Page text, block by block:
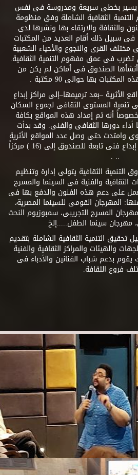
يسير بخطى سريعة ومدروسة فى نفس
الثقافية الشاملة وفق منظومة
والثقافة والارتقاء بها ونشرها لدى
سبيل ذلك أقام العديد من المكتبات
مختلف القرى والنجوع والأحياء الشعبية
تضرب فى عمق مفهوم التنمية الثقافية.
أنشأها الصندوق فى أماكن لم يكن من
بها حوالى 90 مكتبة .
الأثرية –بعد ترميمها–إلى مراكز إبداع
تنمية المستوى الثقافى لجموع السكان
أنه تم إمداد هذه المواقع بكافة
أداء دورها الثقافى والفنى. وقد بدأت
ببيت الهراوى وامتدت حتى وصل عدد المواقع الأثرية
التى تم تحويلها إلى مراكز إبداع فنى تابعة للصندوق إلى (16 ) مركزاً
.. .
التنمية الثقافية يتولى إدارة وتنظيم
الثقافية والفنية فى السينما والمسرح
على دعم هذه الفنون والدفع بها فى
المهرجان القومى للسينما المصرية،
المسرح التجريبى، سمبوزيوم النحت
مهرجان سينما الطفل.....إلخ
التنمية الثقافية الشاملة بتقديم
والهيئات والمراكز الثقافية والفنية
يقوم بدعم شباب الفنانين والأدباء فى
فروع الثقافة.